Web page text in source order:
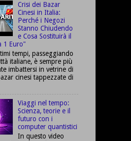
Crisi dei Bazar
Cinesi in Italia:
Perché i Negozi
Stanno Chiudendo
e Cosa Sostituirà il
1 Euro"
tempi, passeggiando
italiane, è sempre più
imbattersi in vetrine di
cinesi tappezzate di
Viaggi nel tempo:
Scienza, teorie e il
futuro con i
computer quantistici
In questo video